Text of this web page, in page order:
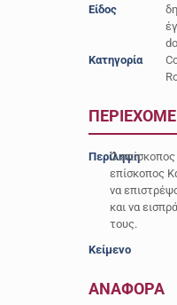
Είδος
Κατηγορία
Περίληψη
Ο
επίσκοπος
να
και να
τους.
Κείμενο
-
ΑΝΑΦΟΡΑ